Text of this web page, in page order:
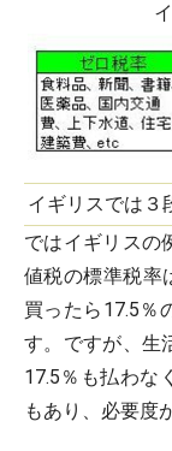
イギリスでは３
ではイギリスの
値税の標準税率
買ったら17.5％
す。ですが、生
17.5％も払わな
もあり、必要度